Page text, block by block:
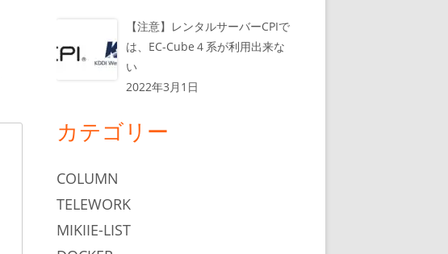
【注意】レンタルサーバーCPIで
は、EC-Cube４系が利用出来な
い
2022年3月1日
カテゴリー
COLUMN
TELEWORK
MIKIIE-LIST